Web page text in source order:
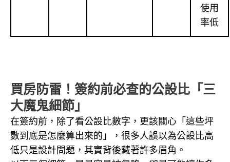
使用
率低
買房防雷！簽約前必查的公設比「三
大魔鬼細節」
在簽約前，除了看公設比數字，更該關心「這些坪
數到底是怎麼算出來的」，很多人誤以為公設比高
低只是設計問題，其實背後藏著許多眉角。